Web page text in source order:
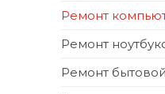
Ремонт
Ремонт
Ремонт